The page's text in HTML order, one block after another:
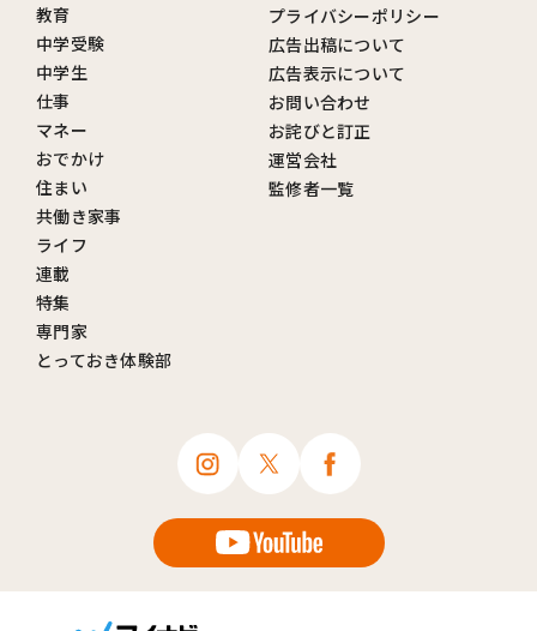
教育
中学受験
中学生
仕事
マネー
おでかけ
住まい
共働き家事
ライフ
連載
特集
専門家
とっておき体験部
プライバシーポリシー
広告出稿について
広告表示について
お問い合わせ
お詫びと訂正
運営会社
監修者一覧